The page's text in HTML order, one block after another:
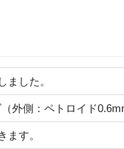
ました。
外側：ペトロイド
ます。